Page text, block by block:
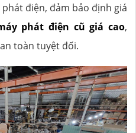
điện, đảm bảo định giá
phát điện cũ giá cao,
toàn tuyệt đối.